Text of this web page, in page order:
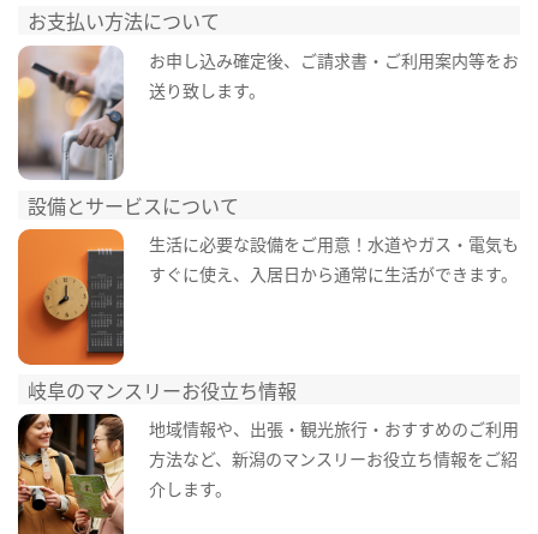
お支払い方法について
お申し込み確定後、ご請求書・ご利用案内等をお
送り致します。
設備とサービスについて
生活に必要な設備をご用意！水道やガス・電気も
すぐに使え、入居日から通常に生活ができます。
岐阜のマンスリーお役立ち情報
地域情報や、出張・観光旅行・おすすめのご利用
方法など、新潟のマンスリーお役立ち情報をご紹
介します。